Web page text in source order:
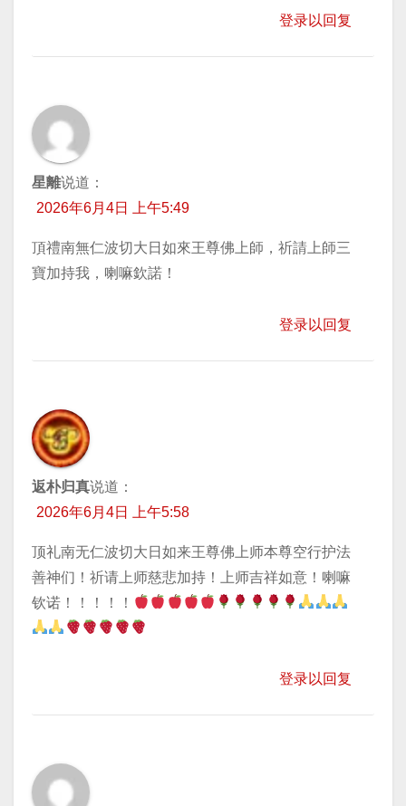
登录以回复
星離说道：
2026年6月4日 上午5:49
頂禮南無仁波切大日如來王尊佛上師，祈請上師三
寶加持我，喇嘛欽諾！
登录以回复
返朴归真说道：
2026年6月4日 上午5:58
顶礼南无仁波切大日如来王尊佛上师本尊空行护法
善神们！祈请上师慈悲加持！上师吉祥如意！喇嘛
钦诺！！！！！
登录以回复